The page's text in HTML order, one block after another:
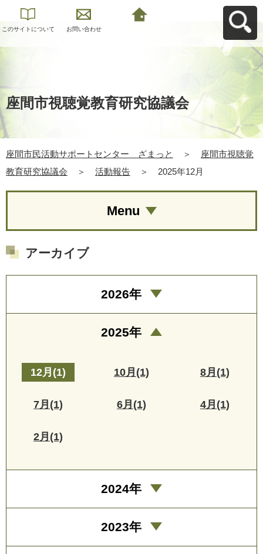
このサイトについて お問い合わせ
座間市視聴覚教育研究協議会
座間市民活動サポートセンター ざまっと ＞
座間市視聴覚
教育研究協議会
＞ 活動報告 ＞ 2025年12月
Menu
アーカイブ
2026年
2025年
12月(1) 10月(1) 8月(1)
7月(1) 6月(1) 4月(1)
2月(1)
2024年
2023年